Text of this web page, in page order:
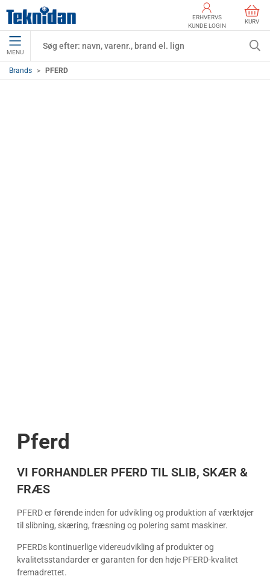
ERHVERVS
KUNDE LOGIN
KURV
MENU
Brands PFERD
Pferd
VI FORHANDLER PFERD TIL SLIB, SKÆR &
FRÆS
PFERD er førende inden for udvikling og produktion af værktøjer
til slibning, skæring, fræsning og polering samt maskiner.
PFERDs kontinuerlige videreudvikling af produkter og
kvalitetsstandarder er garanten for den høje PFERD-kvalitet
fremadrettet.